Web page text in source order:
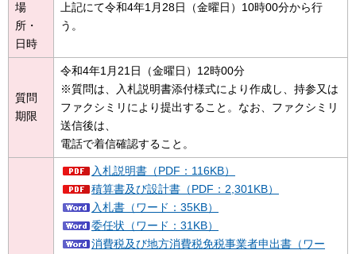
場
所・
日時
上記にて令和4年1月28日（金曜日）10時00分から行
う。
質問
期限
令和4年1月21日（金曜日）12時00分
※質問は、入札説明書添付様式により作成し、持参又は
ファクシミリにより提出すること。なお、ファクシミリ
送信後は、
電話で着信確認すること。
入札説明書（PDF：116KB）
積算書及び設計書（PDF：2,301KB）
入札書（ワード：35KB）
委任状（ワード：31KB）
消費税及び地方消費税免税事業者申出書（ワー